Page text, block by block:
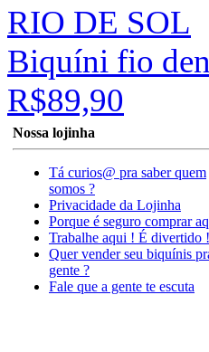
RIO DE SOL
Biquíni fio
R$89,90
Nossa lojinha
Tá curios@ pra saber quem
somos ?
Privacidade da Lojinha
Porque é seguro comprar
Trabalhe aqui ! É divertido !
Quer vender seu biquínis
gente ?
Fale que a gente te escuta